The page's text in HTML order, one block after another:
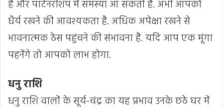
है और पार्टनरशिप में समस्या आ सकती है. अभी आपको
धैर्य रखने की आवश्यकता है. अधिक अपेक्षा रखने से
भावनात्मक ठेस पहुंचने की संभावना है. यदि आप एक मूंगा
पहनेंगे तो आपको लाभ होगा.
धनु राशि
धनु राशि वालों के सूर्य-चंद्र का यह प्रभाव उनके छठे घर में